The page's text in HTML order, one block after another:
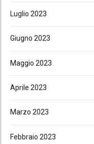
Luglio 2023
Giugno 2023
Maggio 2023
Aprile 2023
Marzo 2023
Febbraio 2023